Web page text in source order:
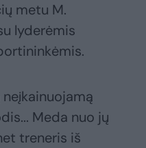
metu M.
lyderėmis
Meda nuo jų
treneris iš